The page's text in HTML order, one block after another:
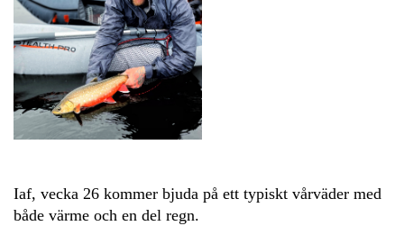
Iaf, vecka 26 kommer bjuda på ett typiskt vårväder med
både värme och en del regn.